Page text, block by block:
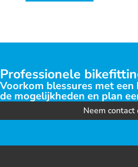
Professionele
Voorkom blessures met
de mogelijkheden en plan
Neem contact